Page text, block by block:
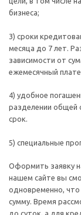
бизнеса;
3) сроки
месяца до 7 лет.
зависимости от
ежемесячный
4) удобное
разделении общей
срок.
5) специальные
Оформить заявку
нашем сайте вы
одновременно,
сумму. Время
до суток, а для